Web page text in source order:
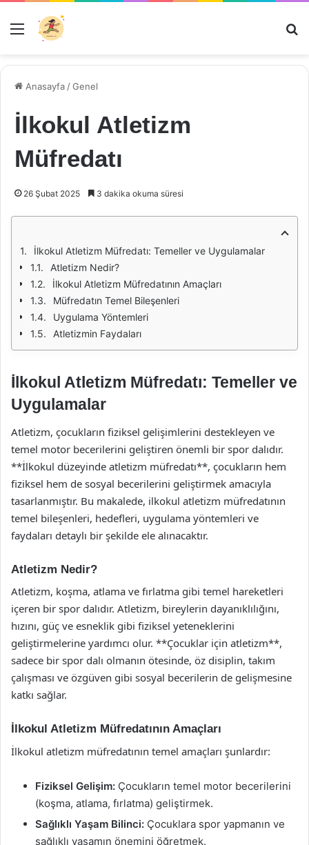
Menü
Anasayfa /Genel
İlkokul Atletizm
Müfredatı
26 Şubat 2025 3 dakika okuma süresi
İlkokul Atletizm Müfredatı: Temeller ve Uygulamalar
Atletizm Nedir?
İlkokul Atletizm Müfredatının Amaçları
Müfredatın Temel Bileşenleri
Uygulama Yöntemleri
Atletizmin Faydaları
İlkokul Atletizm Müfredatı: Temeller ve
Uygulamalar
Atletizm, çocukların fiziksel gelişimlerini destekleyen ve
temel motor becerilerini geliştiren önemli bir spor dalıdır.
**İlkokul düzeyinde atletizm müfredatı**, çocukların hem
fiziksel hem de sosyal becerilerini geliştirmek amacıyla
tasarlanmıştır. Bu makalede, ilkokul atletizm müfredatının
temel bileşenleri, hedefleri, uygulama yöntemleri ve
faydaları detaylı bir şekilde ele alınacaktır.
Atletizm Nedir?
Atletizm, koşma, atlama ve fırlatma gibi temel hareketleri
içeren bir spor dalıdır. Atletizm, bireylerin dayanıklılığını,
hızını, güç ve esneklik gibi fiziksel yeteneklerini
geliştirmelerine yardımcı olur. **Çocuklar için atletizm**,
sadece bir spor dalı olmanın ötesinde, öz disiplin, takım
çalışması ve özgüven gibi sosyal becerilerin de gelişmesine
katkı sağlar.
İlkokul Atletizm Müfredatının Amaçları
İlkokul atletizm müfredatının temel amaçları şunlardır:
Fiziksel Gelişim: Çocukların temel motor becerilerini
(koşma, atlama, fırlatma) geliştirmek.
Sağlıklı Yaşam Bilinci: Çocuklara spor yapmanın ve
sağlıklı yaşamın önemini öğretmek.